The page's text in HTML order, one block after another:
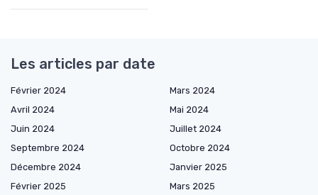
Les articles par date
Février 2024
Mars 2024
Avril 2024
Mai 2024
Juin 2024
Juillet 2024
Septembre 2024
Octobre 2024
Décembre 2024
Janvier 2025
Février 2025
Mars 2025